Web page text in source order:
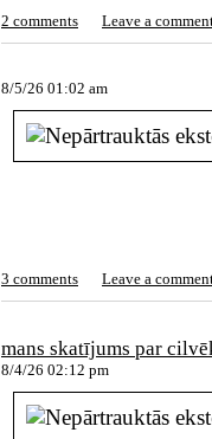
2 comments Leave a
8/5/26 01:02 am
3 comments Leave a
mans skatījums par
8/4/26 02:12 pm